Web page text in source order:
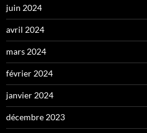
juin 2024
avril 2024
mars 2024
février 2024
janvier 2024
décembre 2023